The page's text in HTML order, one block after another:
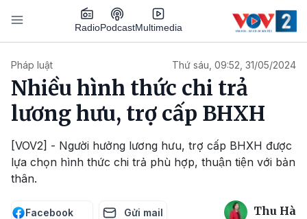
Nhảy đến nội dung
RadioPodcastMultimedia
Pháp luật Thứ sáu, 09:52, 31/05/2024
Nhiều hình thức chi trả
lương hưu, trợ cấp BHXH
[VOV2] - Người hưởng lương hưu, trợ cấp BHXH được
lựa chọn hình thức chi trả phù hợp, thuận tiện với bản
thân.
Facebook Gửi mail Thu Hà